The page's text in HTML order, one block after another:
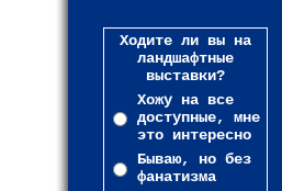
Ходите ли вы на
ландшафтные
выставки?
Хожу на все
доступные, мне
это интересно
Бываю, но без
фанатизма